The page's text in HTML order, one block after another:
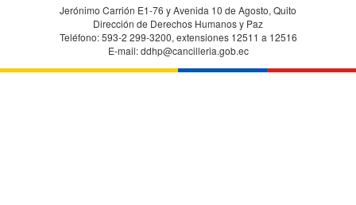
Jerónimo Carrión E1-76 y Avenida 10 de Agosto, Quito
Dirección de Derechos Humanos y Paz
Teléfono: 593-2 299-3200, extensiones 12511 a 12516
E-mail: ddhp@cancilleria.gob.ec